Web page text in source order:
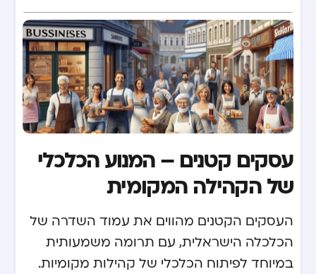
עסקים קטנים – המנוע הכלכלי
של הקהילה המקומית
העסקים הקטנים מהווים את עמוד השדרה של
הכלכלה הישראלית, עם תרומה משמעותית
במיוחד לפיתוח הכלכלי של קהילות מקומיות.